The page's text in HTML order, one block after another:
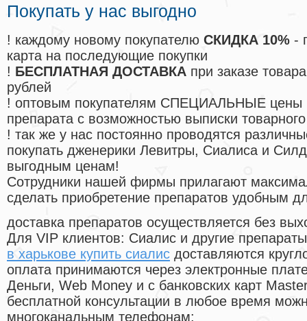
Покупать у нас выгодно
! каждому новому покупателю СКИДКА 10% -
карта на последующие покупки
! БЕСПЛАТНАЯ ДОСТАВКА при заказе
рублей
! оптовым покупателям СПЕЦИАЛЬНЫЕ цены
препарата с возможностью выписки
! так же у нас постоянно проводятся
покупать дженерики Левитры, Сиалиса и
выгодным ценам!
Cотрудники нашей фирмы прилагают
сделать приобретение препаратов удобным
доставка препаратов осуществляется без
Для VIP клиентов: Сиалис и другие
в харькове купить сиалис доставляются
оплата принимаются через электронные
Деньги, Web Money и с банковских карт
бесплатной консультации в любое время
многоканальным телефонам: